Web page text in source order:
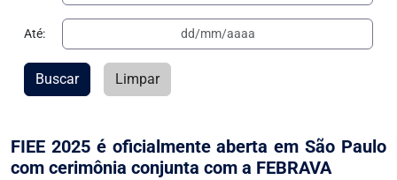
FIEE 2025 é oficialmente aberta em São Paulo
com cerimônia conjunta com a FEBRAVA
Até:
Buscar Limpar